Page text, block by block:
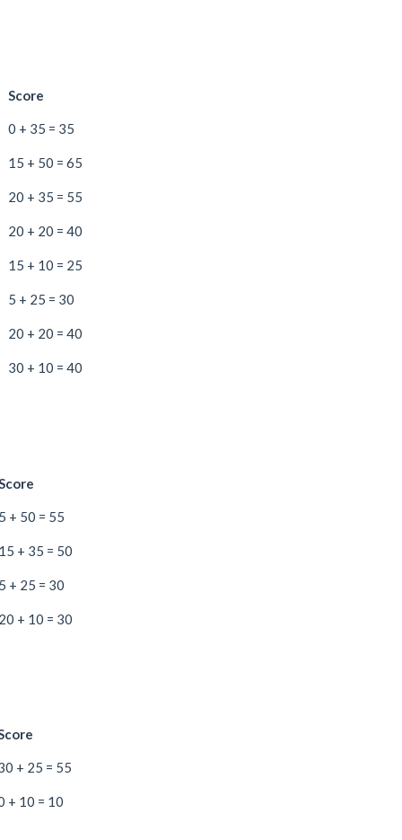
Score
0 + 35 = 35
15 + 50 = 65
20 + 35 = 55
20 + 20 = 40
15 + 10 = 25
5 + 25 = 30
20 + 20 = 40
30 + 10 = 40
Score
5 + 50 = 55
15 + 35 = 50
5 + 25 = 30
20 + 10 = 30
+ 25 = 55
+ 10 = 10